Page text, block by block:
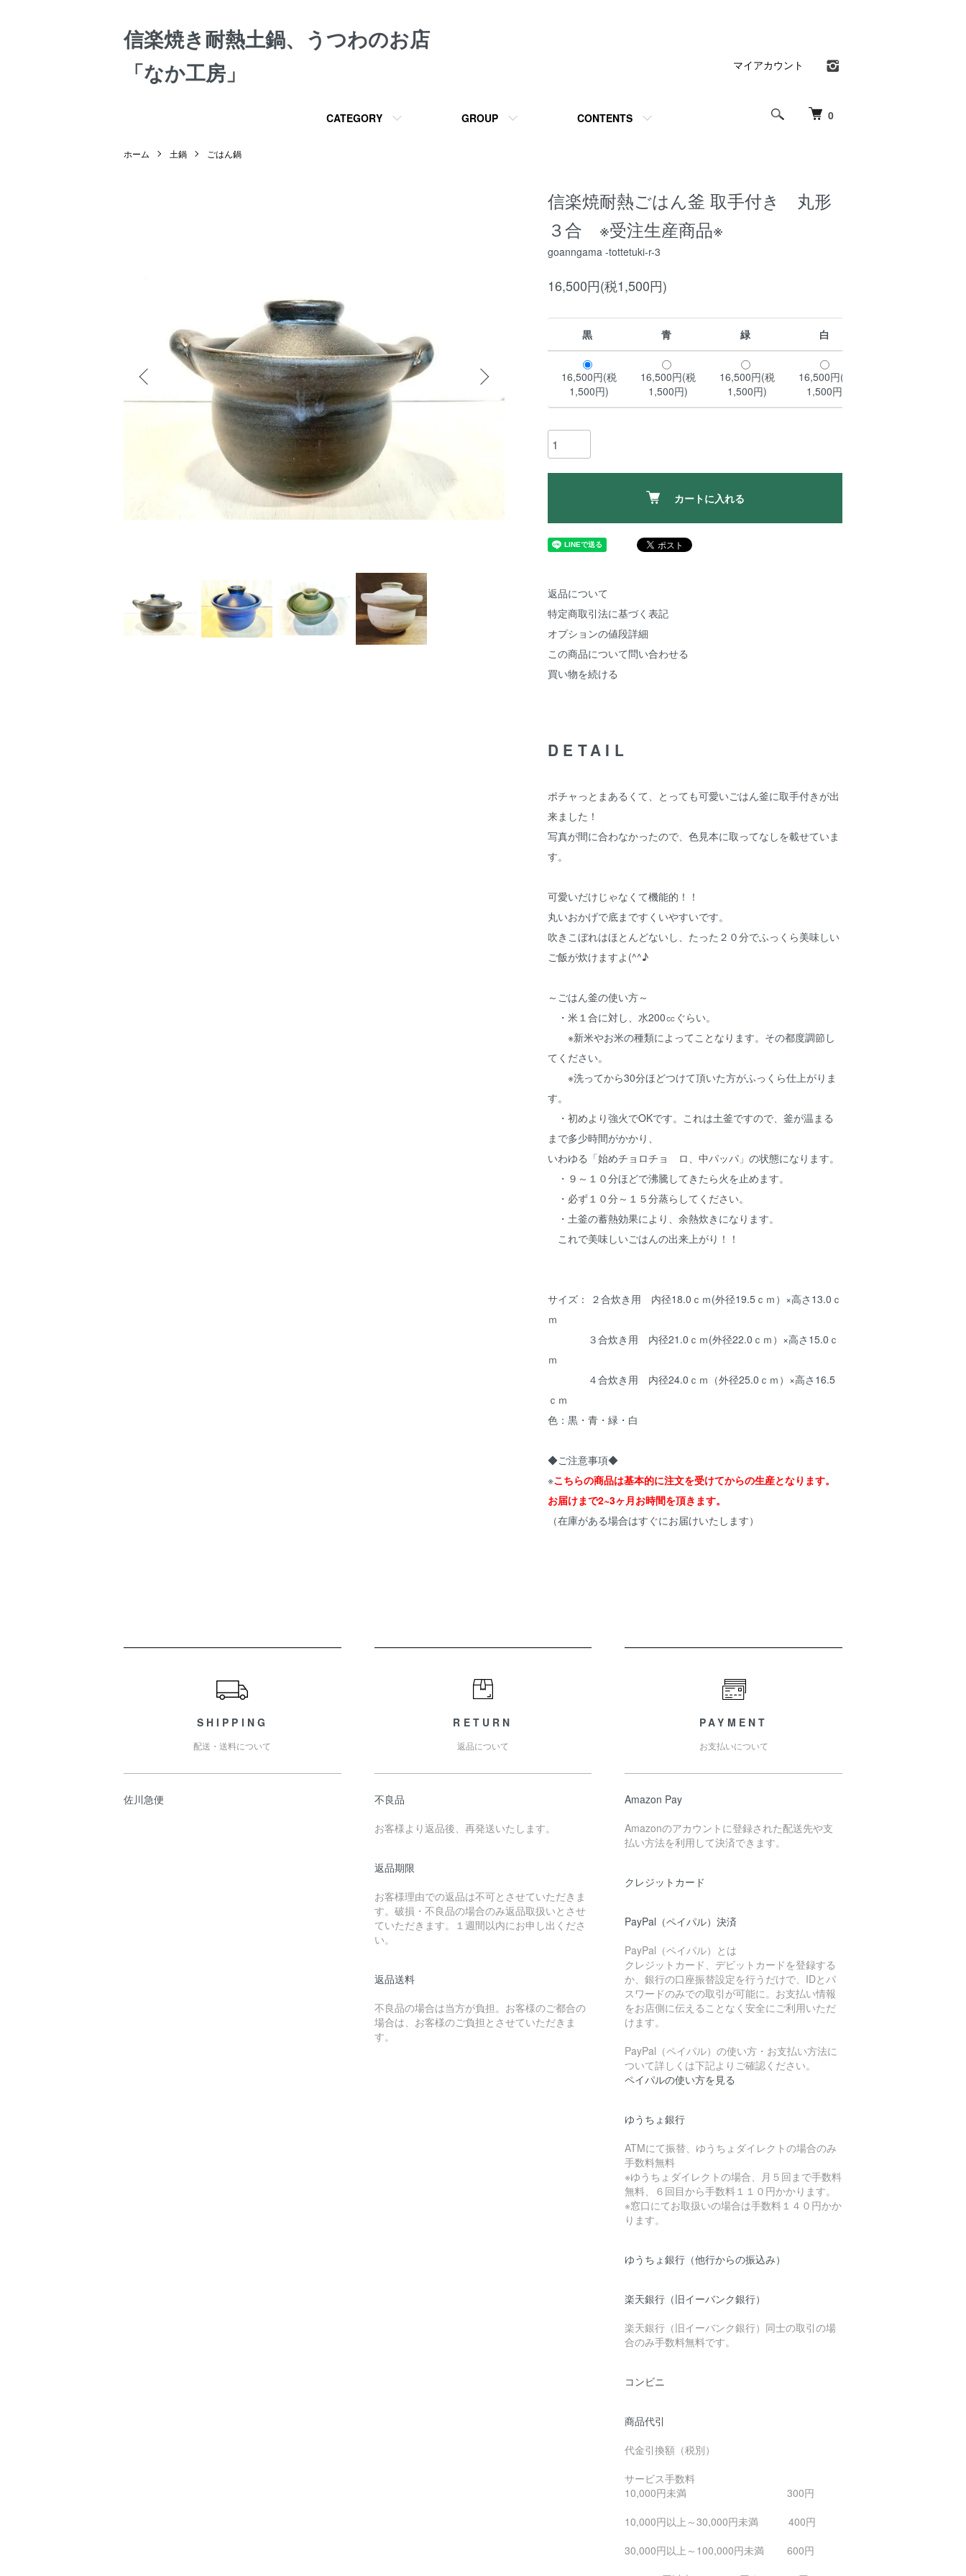
信楽焼き耐熱土鍋、うつわのお店
「なか工房」
0
CATEGORY GROUP CONTENTS
マイアカウント
ホーム 土鍋 ごはん鍋
信楽焼耐熱ごはん釜 取手付き 丸形
３合 ※受注生産商品※
goanngama -tottetuki-r-3
16,500円(税1,500円)
黒 青 緑 白
16,500円(税
1,500円)
16,500円(税
1,500円)
16,500円(税
1,500円)
16,500円(税
1,500円)
カートに入れる
返品について
特定商取引法に基づく表記
オプションの値段詳細
この商品について問い合わせる
買い物を続ける
DETAIL
ポチャっとまあるくて、とっても可愛いごはん釜に取手付きが出
来ました！
写真が間に合わなかったので、色見本に取ってなしを載せていま
す。
可愛いだけじゃなくて機能的！！
丸いおかげで底まですくいやすいです。
吹きこぼれはほとんどないし、たった２０分でふっくら美味しい
ご飯が炊けますよ(^^♪
～ごはん釜の使い方～
・米１合に対し、水200㏄ぐらい。
※新米やお米の種類によってことなります。その都度調節し
てください。
※洗ってから30分ほどつけて頂いた方がふっくら仕上がりま
す。
・初めより強火でOKです。これは土釜ですので、釜が温まる
まで多少時間がかかり、
いわゆる「始めチョロチョ ロ、中パッパ」の状態になります。
・９～１０分ほどで沸騰してきたら火を止めます。
・必ず１０分～１５分蒸らしてください。
・土釜の蓄熱効果により、余熱炊きになります。
これで美味しいごはんの出来上がり！！
サイズ： ２合炊き用 内径18.0ｃｍ(外径19.5ｃｍ）×高さ13.0ｃ
ｍ
３合炊き用 内径21.0ｃｍ(外径22.0ｃｍ）×高さ15.0ｃ
ｍ
４合炊き用 内径24.0ｃｍ（外径25.0ｃｍ）×高さ16.5
ｃｍ
色：黒・青・緑・白
◆ご注意事項◆
※こちらの商品は基本的に注文を受けてからの生産となります。
お届けまで2~3ヶ月お時間を頂きます。
（在庫がある場合はすぐにお届けいたします）
SHIPPING
配送・送料について
佐川急便
RETURN
返品について
不良品
お客様より返品後、再発送いたします。
返品期限
お客様理由での返品は不可とさせていただきま
す。破損・不良品の場合のみ返品取扱いとさせ
ていただきます。１週間以内にお申し出くださ
い。
返品送料
不良品の場合は当方が負担。お客様のご都合の
場合は、お客様のご負担とさせていただきま
す。
PAYMENT
お支払いについて
Amazon Pay
Amazonのアカウントに登録された配送先や支
払い方法を利用して決済できます。
クレジットカード
PayPal（ペイパル）決済
PayPal（ペイパル）とは
クレジットカード、デビットカードを登録する
か、銀行の口座振替設定を行うだけで、IDとパ
スワードのみでの取引が可能に。お支払い情報
をお店側に伝えることなく安全にご利用いただ
けます。
PayPal（ペイパル）の使い方・お支払い方法に
ついて詳しくは下記よりご確認ください。
ペイパルの使い方を見る
ゆうちょ銀行
ATMにて振替、ゆうちょダイレクトの場合のみ
手数料無料
※ゆうちょダイレクトの場合、月５回まで手数料
無料、６回目から手数料１１０円かかります。
※窓口にてお取扱いの場合は手数料１４０円かか
ります。
ゆうちょ銀行（他行からの振込み）
楽天銀行（旧イーバンク銀行）
楽天銀行（旧イーバンク銀行）同士の取引の場
合のみ手数料無料です。
コンビニ
商品代引
代金引換額（税別）
サービス手数料
10,000円未満 300円
10,000円以上～30,000円未満 400円
30,000円以上～100,000円未満 600円